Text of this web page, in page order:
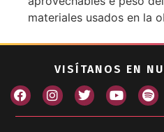
materiales usados en la
VISÍTANOS EN